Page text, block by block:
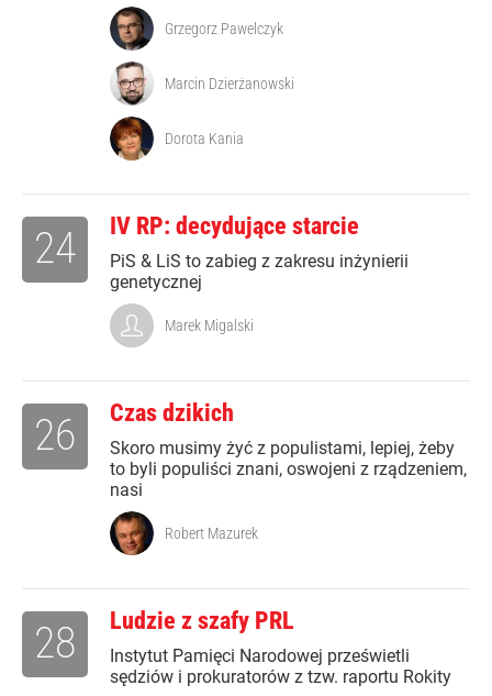
Grzegorz Pawelczyk
Marcin Dzierżanowski
Dorota Kania
IV RP: decydujące starcie
PiS & LiS to zabieg z zakresu inżynierii
genetycznej
24
Marek Migalski
Czas dzikich
Skoro musimy żyć z populistami, lepiej, żeby
to byli populiści znani, oswojeni z rządzeniem,
nasi
26
Robert Mazurek
Ludzie z szafy PRL
Instytut Pamięci Narodowej prześwietli
sędziów i prokuratorów z tzw. raportu Rokity
28